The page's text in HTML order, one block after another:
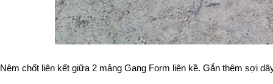
Nêm chốt liên kết giữa 2 mảng Gang Form liên kề. Gắn thêm sợi